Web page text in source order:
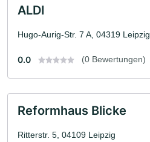
ALDI
Hugo-Aurig-Str. 7 A, 04319 Leipzig
0.0 (0 Bewertungen)
Reformhaus Blicke
Ritterstr. 5, 04109 Leipzig